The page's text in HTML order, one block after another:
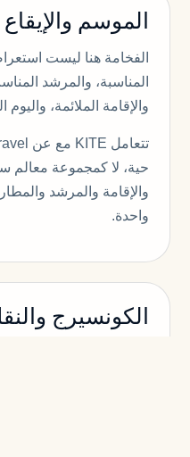
الموسم والإيقاع
الفخامة هنا ليست
المناسبة، والمرشد
والإقامة الملائمة،
حية، لا كمجموعة معالم
والإقامة والمرشد
واحدة.
الكونسيرج